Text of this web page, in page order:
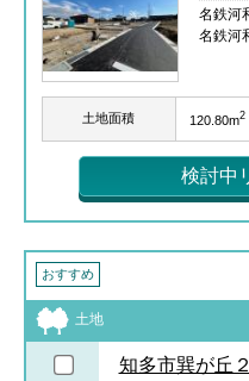
名鉄
名鉄
土地面積 120.80m2
検討中
おすすめ
土地
知多市巽が丘